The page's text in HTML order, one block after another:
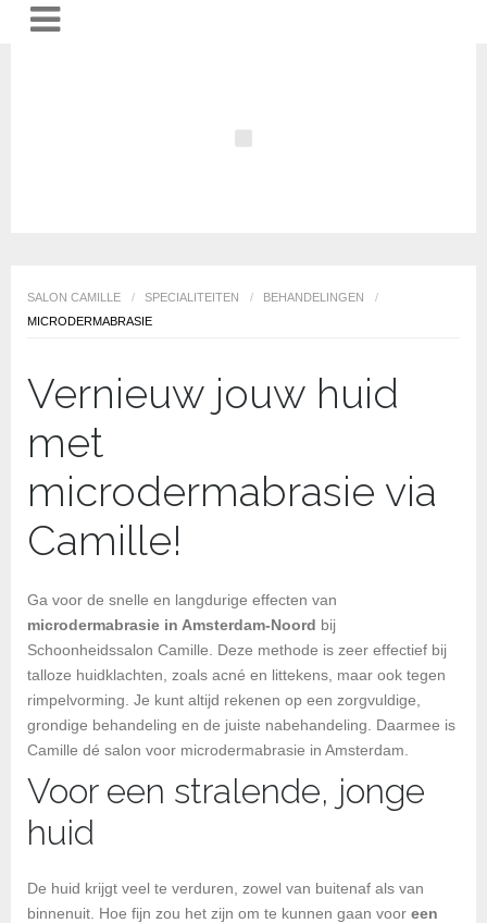
SALON CAMILLE / SPECIALITEITEN / BEHANDELINGEN
/
MICRODERMABRASIE
Vernieuw jouw huid
met
microdermabrasie via
Camille!
Ga voor de snelle en langdurige effecten van
microdermabrasie in Amsterdam-Noord bij
Schoonheidssalon Camille. Deze methode is zeer effectief bij
talloze huidklachten, zoals acné en littekens, maar ook tegen
rimpelvorming. Je kunt altijd rekenen op een zorgvuldige,
grondige behandeling en de juiste nabehandeling. Daarmee is
Camille dé salon voor microdermabrasie in Amsterdam.
Voor een stralende, jonge
huid
De huid krijgt veel te verduren, zowel van buitenaf als van
binnenuit. Hoe fijn zou het zijn om te kunnen gaan voor een